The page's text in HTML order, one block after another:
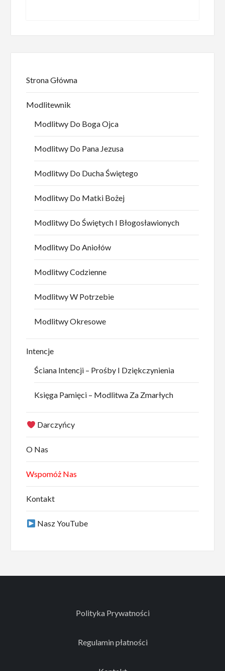
Strona Główna
Modlitewnik
Modlitwy Do Boga Ojca
Modlitwy Do Pana Jezusa
Modlitwy Do Ducha Świętego
Modlitwy Do Matki Bożej
Modlitwy Do Świętych I Błogosławionych
Modlitwy Do Aniołów
Modlitwy Codzienne
Modlitwy W Potrzebie
Modlitwy Okresowe
Intencje
Ściana Intencji – Prośby I Dziękczynienia
Księga Pamięci – Modlitwa Za Zmarłych
Darczyńcy
O Nas
Wspomóż Nas
Kontakt
Nasz YouTube
Polityka Prywatności
Regulamin płatności